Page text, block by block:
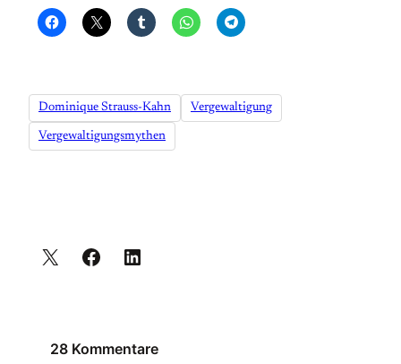
Dominique Strauss-Kahn Vergewaltigung
Vergewaltigungsmythen
28 Kommentare